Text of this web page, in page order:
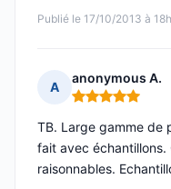
Publié le 17/10/2013 à
A
anonymous A.
Note : 5 sur 5
TB. Large gamme de
fait avec échantillons.
raisonnables.